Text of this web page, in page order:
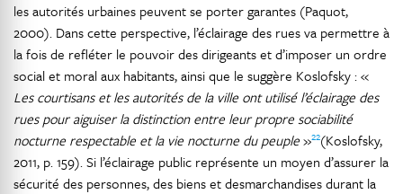
les autorités urbaines peuvent se porter garantes (Paquot,
2000). Dans cette perspective, l’éclairage des rues va permettre à
la fois de refléter le pouvoir des dirigeants et d’imposer un ordre
social et moral aux habitants, ainsi que le suggère Koslofsky : «
Les courtisans et les autorités de la ville ont utilisé l’éclairage des
rues pour aiguiser la distinction entre leur propre sociabilité
nocturne respectable et la vie nocturne du peuple»22(Koslofsky,
2011, p. 159). Si l’éclairage public représente un moyen d’assurer la
sécurité des personnes, des biens et desmarchandises durant la